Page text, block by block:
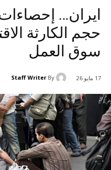
ایران…
حجم الكارثة
سوق العمل
17 مايو 26 By
Staff Writer